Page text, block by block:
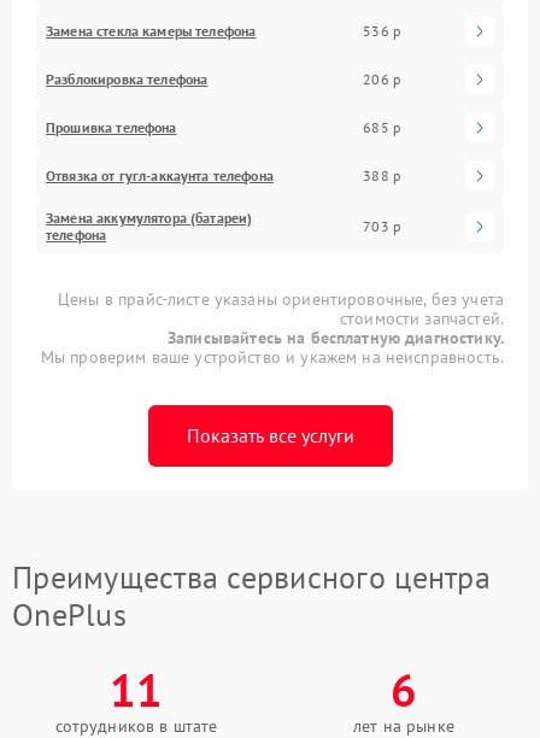
Замена стекла камеры телефона 536 р
Разблокировка телефона 206 р
Прошивка телефона 685 р
Отвязка от гугл-аккаунта телефона 388 р
Замена аккумулятора (батареи)
телефона
703 р
Цены в прайс-листе указаны ориентировочные, без учета
стоимости запчастей.
Записывайтесь на бесплатную диагностику.
Мы проверим ваше устройство и укажем на неисправность.
Показать все услуги
Преимущества сервисного центра
OnePlus
11
сотрудников в штате
6
лет на рынке